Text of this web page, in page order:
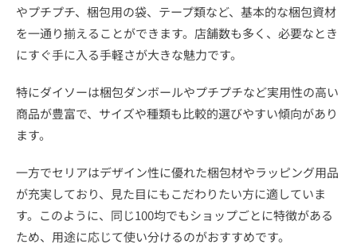
やプチプチ、梱包用の袋、テープ類など、基本的な梱包資材
を一通り揃えることができます。店舗数も多く、必要なとき
にすぐ手に入る手軽さが大きな魅力です。
特にダイソーは梱包ダンボールやプチプチなど実用性の高い
商品が豊富で、サイズや種類も比較的選びやすい傾向があり
ます。
一方でセリアはデザイン性に優れた梱包材やラッピング用品
が充実しており、見た目にもこだわりたい方に適していま
す。このように、同じ100均でもショップごとに特徴がある
ため、用途に応じて使い分けるのがおすすめです。